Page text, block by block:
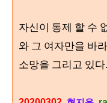
자신이 통제 할 수
와 그 여자만을 바
소망을 그리고 있다.